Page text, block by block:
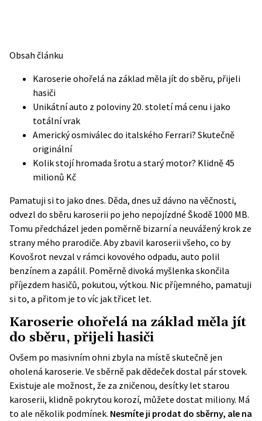
Obsah článku
Karoserie ohořelá na základ měla jít do sběru, přijeli
hasiči
Unikátní auto z poloviny 20. století má cenu i jako
totální vrak
Americký osmiválec do italského Ferrari? Skutečně
originální
Kolik stojí hromada šrotu a starý motor? Klidně 45
milionů Kč
Pamatuji si to jako dnes. Děda, dnes už dávno na věčnosti,
odvezl do sběru karoserii po jeho nepojízdné Škodě 1000 MB.
Tomu předcházel jeden poměrně bizarní a neuvážený krok ze
strany mého prarodiče. Aby zbavil karoserii všeho, co by
Kovošrot nevzal v rámci kovového odpadu, auto polil
benzínem a zapálil. Poměrně divoká myšlenka skončila
příjezdem hasičů, pokutou, výtkou. Nic příjemného, pamatuji
si to, a přitom je to víc jak třicet let.
Karoserie ohořelá na základ měla jít
do sběru, přijeli hasiči
Ovšem po masivním ohni zbyla na místě skutečně jen
oholená karoserie. Ve sběrně pak dědeček dostal pár stovek.
Existuje ale možnost, že za zničenou, desítky let starou
karoserii, klidně pokrytou korozí, můžete dostat miliony. Má
to ale několik podmínek. Nesmíte ji prodat do sběrny, ale na